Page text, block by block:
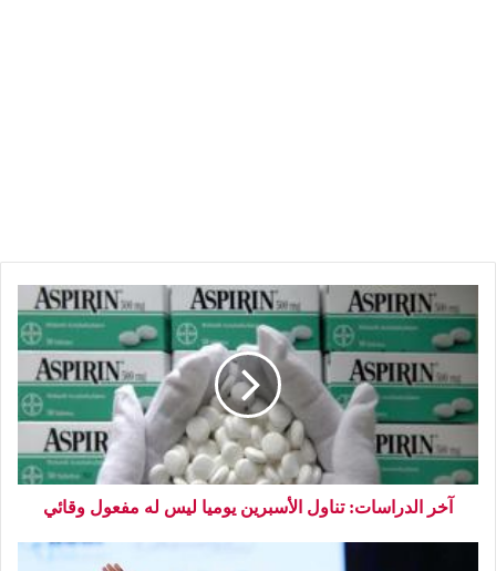
آخر الدراسات: تناول الأسبرين يوميا ليس له مفعول وقائي